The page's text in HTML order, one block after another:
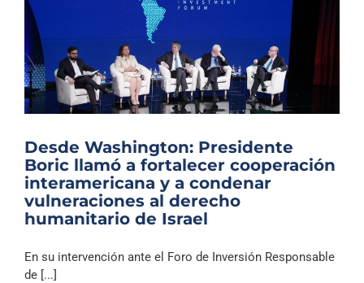
Desde Washington: Presidente
Boric llamó a fortalecer cooperación
interamericana y a condenar
vulneraciones al derecho
humanitario de Israel
En su intervención ante el Foro de Inversión Responsable
de [...]